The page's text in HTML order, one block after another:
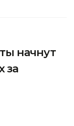
начнут
за